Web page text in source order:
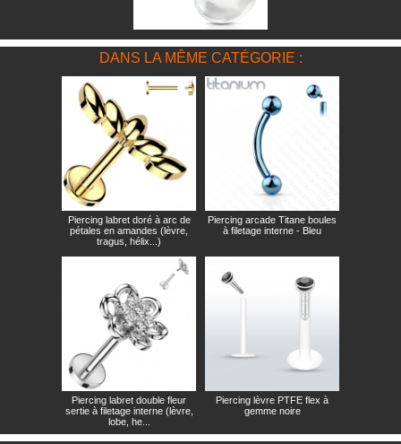
DANS LA MÊME CATÉGORIE :
Piercing labret doré à arc de
pétales en amandes (lèvre,
tragus, hélix...)
Piercing arcade Titane boules
à filetage interne - Bleu
Piercing labret double fleur
sertie à filetage interne (lèvre,
lobe, he...
Piercing lèvre PTFE flex à
gemme noire